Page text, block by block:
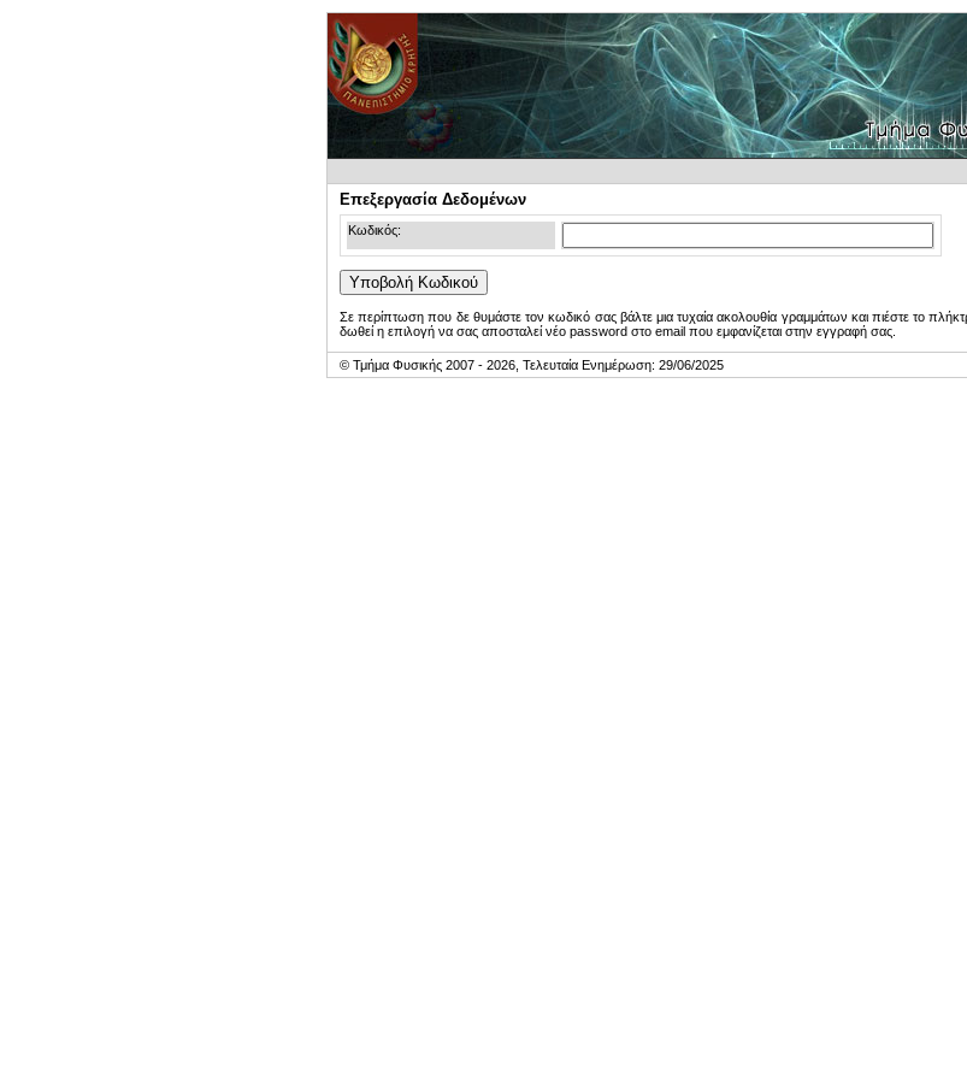
Επεξεργασία Δεδομένων
Κωδικός:
Σε περίπτωση που δε θυμάστε τον κωδικό σας βάλτε μια τυχαία ακολουθία γραμμάτων και πιέστε το
δωθεί η επιλογή να σας αποσταλεί νέο password στο email που εμφανίζεται στην εγγραφή σας.
© Τμήμα Φυσικής 2007 - 2026, Τελευταία Ενημέρωση: 29/06/2025